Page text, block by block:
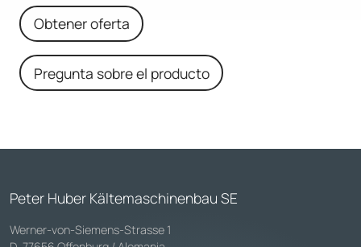
Obtener oferta
Pregunta sobre el producto
Peter Huber Kältemaschinenbau SE
Werner-von-Siemens-Strasse 1